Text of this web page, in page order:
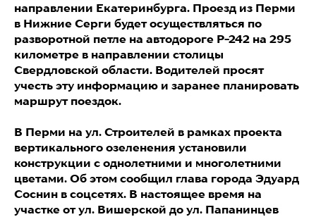
направлении Екатеринбурга. Проезд из Перми
в Нижние Серги будет осуществляться по
разворотной петле на автодороге Р-242 на 295
километре в направлении столицы
Свердловской области. Водителей просят
учесть эту информацию и заранее планировать
маршрут поездок.
В Перми на ул. Строителей в рамках проекта
вертикального озеленения установили
конструкции с однолетними и многолетними
цветами. Об этом сообщил глава города Эдуард
Соснин в соцсетях. В настоящее время на
участке от ул. Вишерской до ул. Папанинцев